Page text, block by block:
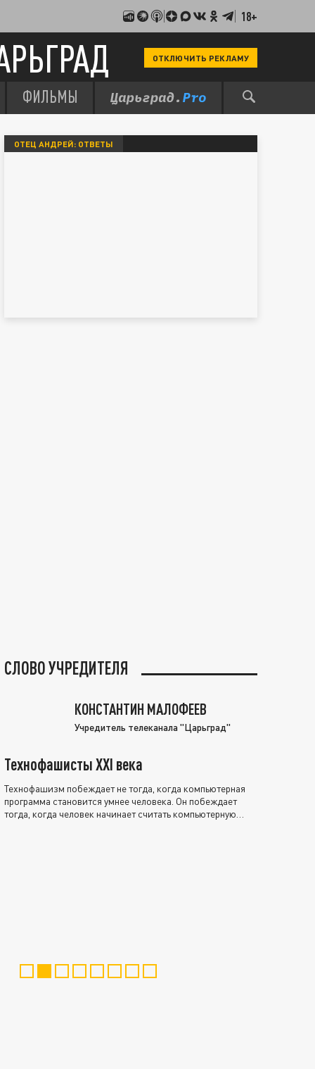
18+
ОТКЛЮЧИТЬ РЕКЛАМУ
ФИЛЬМЫ
ОТЕЦ АНДРЕЙ: ОТВЕТЫ
СЛОВО УЧРЕДИТЕЛЯ
КОНСТАНТИН МАЛОФЕЕВ
Учредитель телеканала "Царьград"
Технофашисты XXI века
Технофашизм побеждает не тогда, когда компьютерная
программа становится умнее человека. Он побеждает
тогда, когда человек начинает считать компьютерную